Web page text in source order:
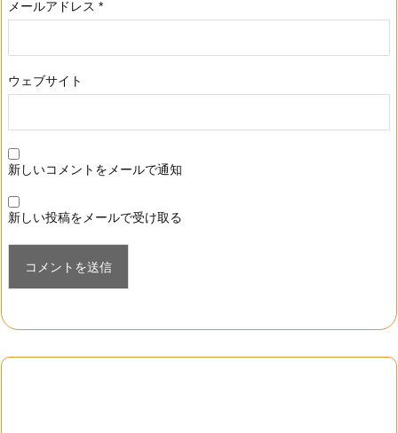
メールアドレス *
ウェブサイト
新しいコメントをメールで通知
新しい投稿をメールで受け取る